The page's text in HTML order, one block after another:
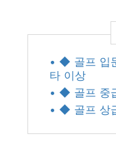
• ◆ 골프 입
타 이상
• ◆ 골프 중
• ◆ 골프 상